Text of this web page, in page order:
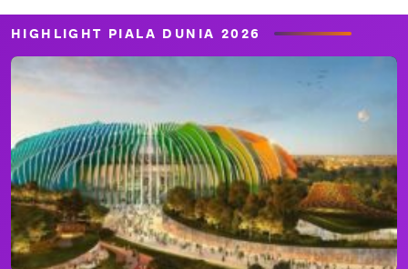
HIGHLIGHT PIALA DUNIA 2026